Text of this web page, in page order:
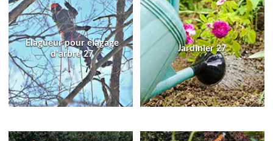
Elagueur pour élagage
d'arbre 27
Jardinier 27